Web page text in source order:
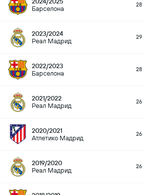
Барселона
28
2023/2024
Реал Мадрид
29
2022/2023
Барселона
28
2021/2022
Реал Мадрид
26
2020/2021
Атлетико Мадрид
26
2019/2020
Реал Мадрид
26